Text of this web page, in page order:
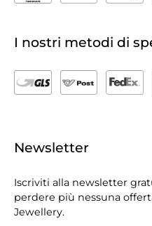
I nostri metodi di
Newsletter
Iscriviti alla newsletter
perdere più nessuna
Jewellery.